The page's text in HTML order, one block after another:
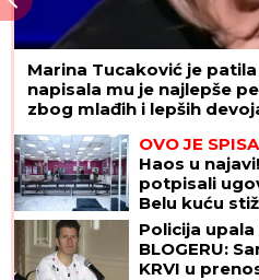
Marina Tucaković je
napisala mu je najlepše
zbog mlađih i lepših
OVO JE
Haos u
potpisali
Belu kuću
Policija upala
BLOGERU:
KRVI u